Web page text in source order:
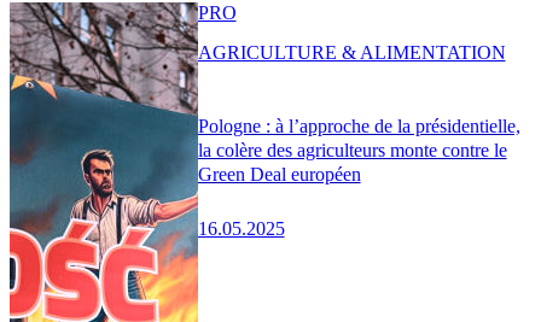
Pologne : à l’approche de la présidentielle,
la colère des agriculteurs monte contre le
Green Deal européen
16.05.2025
PRO
AGRICULTURE & ALIMENTATION